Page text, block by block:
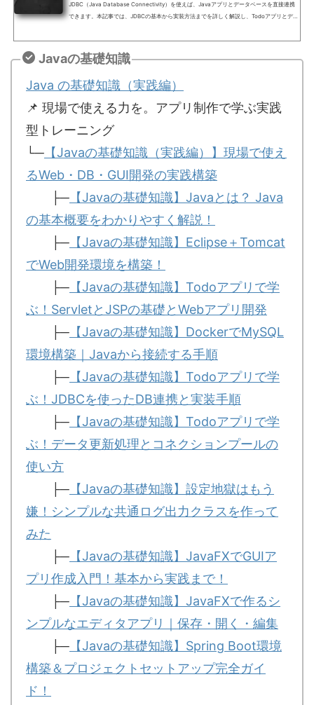
JDBC（Java Database Connectivity）を使えば、Javaアプリとデータベースを直接連携
できます。本記事では、JDBCの基本から実装方法までを詳しく解説し、Todoアプリとデー
とで、SQLを自由に記述でき、より細かい制御が可能になるため、軽量なアプリケーション
においてもオーバーヘッドを抑えた効率的なデータベース処理が実現できます。なお、本記
事ではJDBCを使用した基本的なデータ操作（追加・削除）を中心に解説します。データの
Javaの基礎知識
Java の基礎知識（実践編）
📌 現場で使える力を。アプリ制作で学ぶ実践
型トレーニング
└─ 【Javaの基礎知識（実践編）】現場で使え
るWeb・DB・GUI開発の実践構築
├─ 【Javaの基礎知識】Javaとは？ Java
の基本概要をわかりやすく解説！
├─ 【Javaの基礎知識】Eclipse＋Tomcat
でWeb開発環境を構築！
├─ 【Javaの基礎知識】Todoアプリで学
ぶ！ServletとJSPの基礎とWebアプリ開発
├─ 【Javaの基礎知識】DockerでMySQL
環境構築｜Javaから接続する手順
├─ 【Javaの基礎知識】Todoアプリで学
ぶ！JDBCを使ったDB連携と実装手順
├─ 【Javaの基礎知識】Todoアプリで学
ぶ！データ更新処理とコネクションプールの
使い方
├─ 【Javaの基礎知識】設定地獄はもう
嫌！シンプルな共通ログ出力クラスを作って
みた
├─ 【Javaの基礎知識】JavaFXでGUIア
プリ作成入門！基本から実践まで！
├─ 【Javaの基礎知識】JavaFXで作るシ
ンプルなエディタアプリ｜保存・開く・編集
├─ 【Javaの基礎知識】Spring Boot環境
構築＆プロジェクトセットアップ完全ガイ
ド！